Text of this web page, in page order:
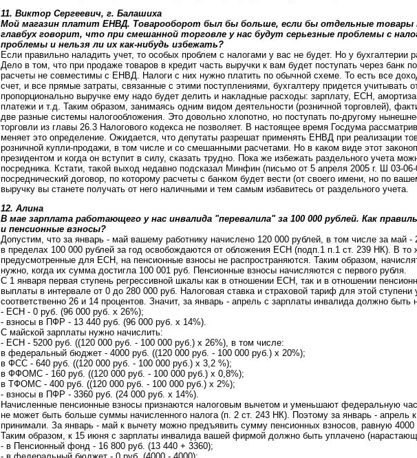
11. Виктор Сергеевич, г. Балашиха
Мой магазин платит ЕНВД. Товарооборот был бы больше, если бы отдельные товары
главбух говорит, что при смешанной торговле у нас будут серьезные проблемы с
проблемы и нельзя ли их как-нибудь избежать?
Если правильно наладить учет, то особых проблем с налогами у вас не будет. Но у бухгалтерии
Дело в том, что при продаже товаров в кредит часть выручки к вам будет поступать через банк
расчеты не совместимы с ЕНВД. Налоги с них нужно платить по обычной схеме. То есть все
счет, и все прямые затраты, связанные с этими поступлениями, бухгалтеру придется учитывать
пропорционально выручке ему надо будет делить и накладные расходы: зарплату, ЕСН,
платежи и т.д. Таким образом, занимаясь одним видом деятельности (розничной торговлей),
две разные системы налогообложения. Это довольно хлопотно, но поступать по-другому
торговли из главы 26.3 Налогового кодекса не позволяет. В настоящее время Госдума
меняет это определение. Ожидается, что депутаты разрешат применять ЕНВД при реализации
розничной купли-продажи, в том числе и со смешанными расчетами. Но в каком виде этот
президентом и когда он вступит в силу, сказать трудно. Пока же избежать раздельного учета
посредника. Кстати, такой выход недавно подсказал Минфин (письмо от 5 апреля 2005 г. Ш 03-
посреднический договор, по которому расчеты с банком будет вести (от своего имени, но по
выручку вы станете получать от него наличными и тем самым избавитесь от раздельного учета.
12. Алина
В мае зарплата работающего у нас инвалида "перевалила" за 100 000 рублей. Как
и пенсионные взносы?
Допустим, что за январь - май вашему работнику начислено 120 000 рублей, в том числе за май
в пределах 100 000 рублей за год освобождаются от обложения ЕСН (подп.1 п.1 ст. 239 НК). В то
предусмотренные для ЕСН, на пенсионные взносы не распространяются. Таким образом,
нужно, когда их сумма достигла 100 001 руб. Пенсионные взносы начисляются с первого рубля.
С 1 января первая ступень регрессивной шкалы как в отношении ЕСН, так и в отношении
выплаты в интервале от 0 до 280 000 руб. Налоговая ставка и страховой тариф для этой ступени
соответственно 26 и 14 процентов. Значит, за январь - апрель с зарплаты инвалида должно быть
- ЕСН - 0 руб. (96 000 руб. х 26%);
- взносы в ПФР - 13 440 руб. (96 000 руб. х 14%).
С майской зарплаты нужно начислить:
- ЕСН - 5200 руб. ((120 000 руб. - 100 000 руб.) х 26%), в том числе:
в федеральный бюджет - 4000 руб. ((120 000 руб. - 100 000 руб.) х 20%);
в ФСС - 640 руб. ((120 000 руб. - 100 000 руб.) х 3,2 %);
в ФФОМС - 160 руб. ((120 000 руб. - 100 000 руб.) х 0,8%);
в ТФОМС - 400 руб. ((120 000 руб. - 100 000 руб.) х 2%);
- взносы в ПФР - 3360 руб. (24 000 руб. х 14%).
Начисленные пенсионные взносы признаются налоговым вычетом и уменьшают федеральную
не может быть больше суммы начисленного налога (п. 2 ст. 243 НК). Поэтому за январь - апрель
принимали. За январь - май к вычету можно предъявить сумму пенсионных взносов, равную
Таким образом, к 15 июня с зарплаты инвалида вашей фирмой должно быть уплачено
- в Пенсионный фонд - 16 800 руб. (13 440 + 3360);